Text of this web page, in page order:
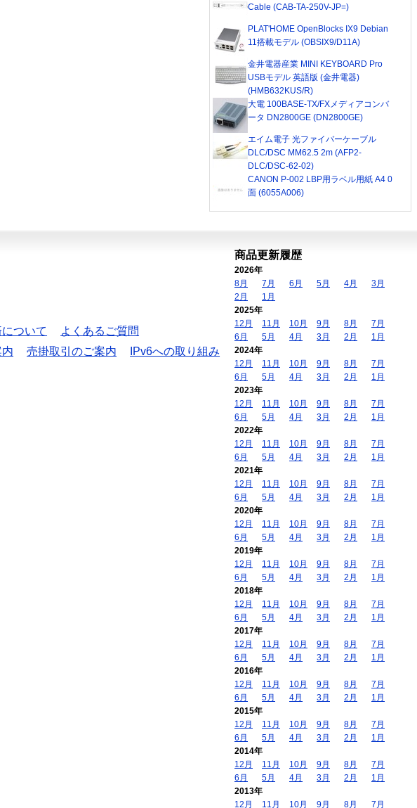
Cable (CAB-TA-250V-JP=)
PLAT'HOME OpenBlocks IX9 Debian
11搭載モデル (OBSIX9/D11A)
金井電器産業 MINI KEYBOARD Pro
USBモデル 英語版 (金井電器)
(HMB632KUS/R)
大電 100BASE-TX/FXメディアコンバ
ータ DN2800GE (DN2800GE)
エイム電子 光ファイバーケーブル
DLC/DSC MM62.5 2m (AFP2-
DLC/DSC-62-02)
CANON P-002 LBP用ラベル用紙 A4 0
面 (6055A006)
ついて
よくあるご質問
売掛取引のご案内
IPv6への取り組み
商品更新履歴
2026年
8月
7月 6月 5月 4月
3月
2月
1月
2025年
12月
11月 10月 9月 8月
7月
6月
5月 4月 3月 2月
1月
2024年
12月
11月 10月 9月 8月
7月
6月
5月 4月 3月 2月
1月
2023年
12月
11月 10月 9月 8月
7月
6月
5月 4月 3月 2月
1月
2022年
12月
11月 10月 9月 8月
7月
6月
5月 4月 3月 2月
1月
2021年
12月
11月 10月 9月 8月
7月
6月
5月 4月 3月 2月
1月
2020年
12月
11月 10月 9月 8月
7月
6月
5月 4月 3月 2月
1月
2019年
12月
11月 10月 9月 8月
7月
6月
5月 4月 3月 2月
1月
2018年
12月
11月 10月 9月 8月
7月
6月
5月 4月 3月 2月
1月
2017年
12月
11月 10月 9月 8月
7月
6月
5月 4月 3月 2月
1月
2016年
12月
11月 10月 9月 8月
7月
6月
5月 4月 3月 2月
1月
2015年
12月
11月 10月 9月 8月
7月
6月
5月 4月 3月 2月
1月
2014年
12月
11月 10月 9月 8月
7月
6月
5月 4月 3月 2月
1月
2013年
12月
11月 10月 9月 8月 7月